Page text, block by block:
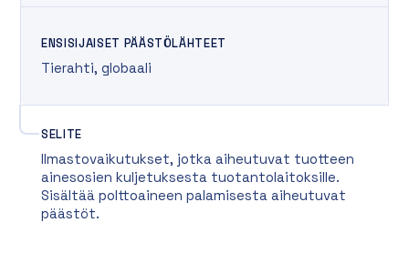
ENSISIJAISET PÄÄSTÖLÄHTEET
Tierahti, globaali
SELITE
Ilmastovaikutukset, jotka aiheutuvat tuotteen
ainesosien kuljetuksesta tuotantolaitoksille.
Sisältää polttoaineen palamisesta aiheutuvat
päästöt.